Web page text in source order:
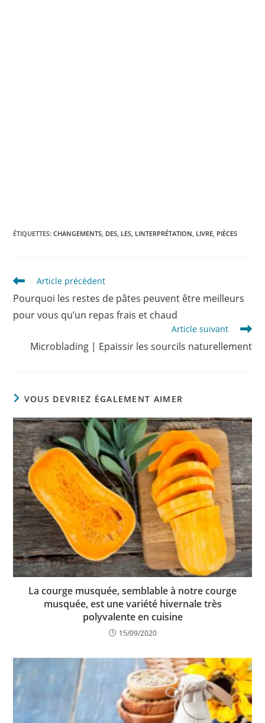
ÉTIQUETTES:CHANGEMENTS, DES, LES, LINTERPRÉTATION, LIVRE, PIÈCES
Read
articles
Article précédent
Pourquoi les restes de pâtes peuvent être meilleurs
pour vous qu’un repas frais et chaud
Article suivant
Microblading | Epaissir les sourcils naturellement
VOUS DEVRIEZ ÉGALEMENT AIMER
La courge musquée, semblable à notre courge
musquée, est une variété hivernale très
polyvalente en cuisine
15/09/2020